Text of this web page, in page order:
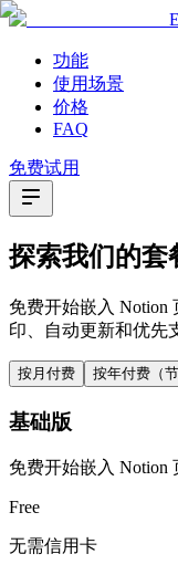
功能
使用场景
价格
FAQ
免费试用
探索我们的套
免费开始嵌入 Notion
印、自动更新和优先
按月付费 按年付费（
基础版
免费开始嵌入 Notion
Free
无需信用卡